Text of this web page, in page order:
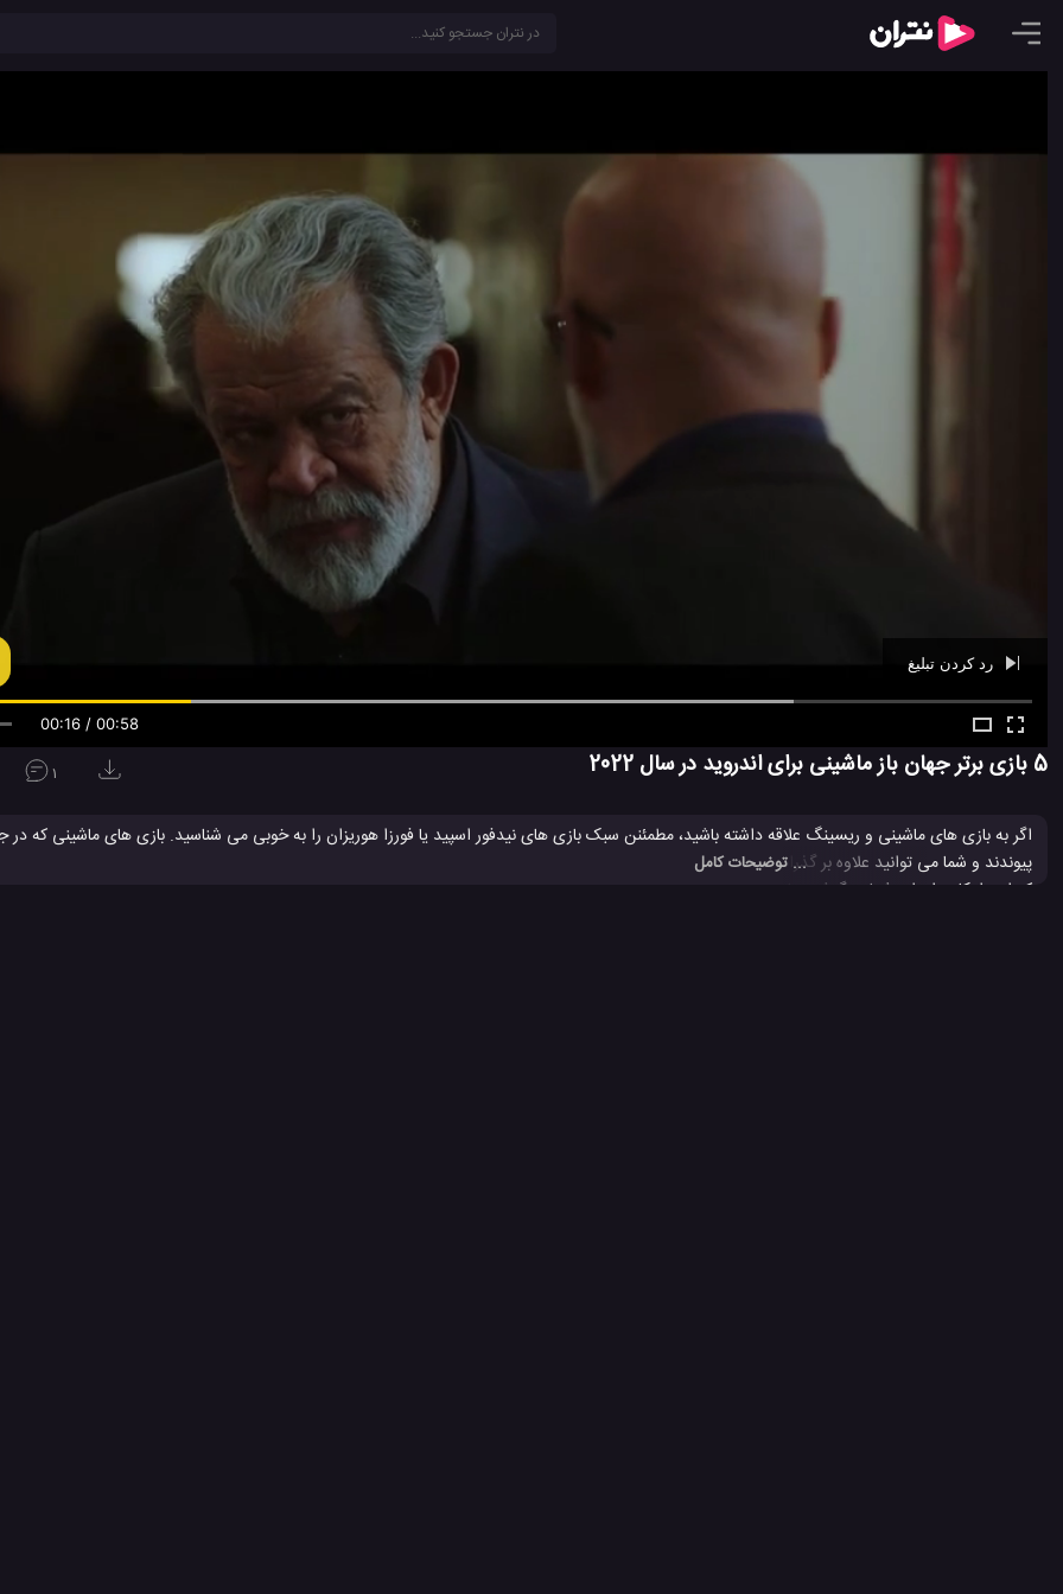
00:16 / 00:58 Ad - 00:42
5 بازی برتر جهان باز ماشینی برای اندروید در سال 2022 1
اگر به بازی های ماشینی و ریسینگ علاقه داشته باشید، مطمئنن سبک بازی های نیدفور اسپید یا فورزا هوریزان را به خوبی می شناسید. بازی های ماشینی که در
که این امکان را برای شما در گوشی های هوشمند فراهم می آورند. می توانید در این
... توضیحات کامل